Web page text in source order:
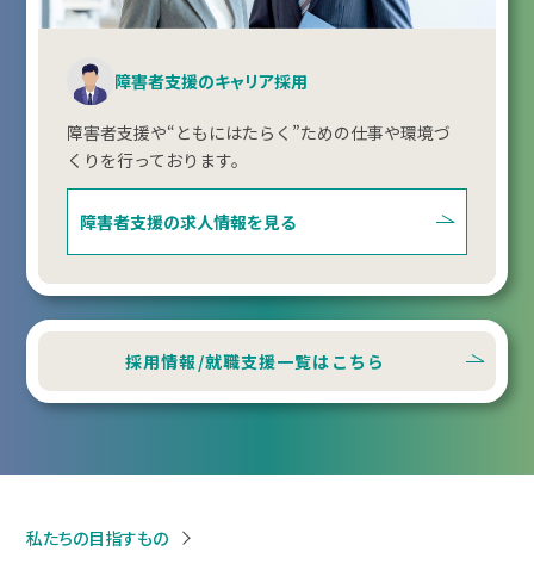
障害者支援のキャリア採用
障害者支援や“ともにはたらく”ための仕事や環境づ
くりを行っております。
障害者支援の求人情報を見る
採用情報/就職支援一覧はこちら
私たちの目指すもの